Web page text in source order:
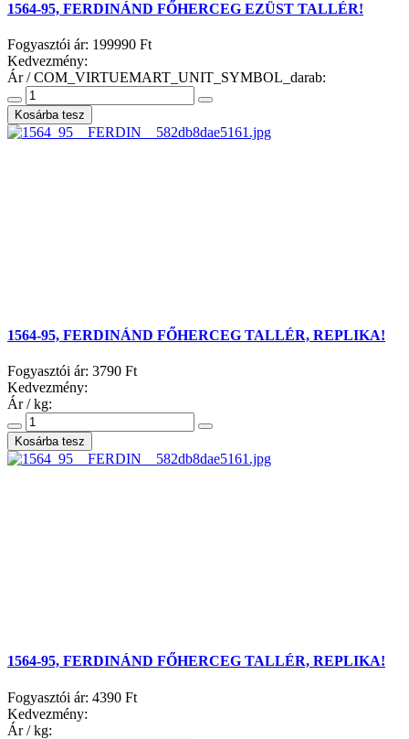
1564-95, FERDINÁND FŐHERCEG EZÜST TALLÉR!
Fogyasztói ár: 199990 Ft
Kedvezmény:
Ár / COM_VIRTUEMART_UNIT_SYMBOL_darab:
1564-95, FERDINÁND FŐHERCEG TALLÉR, REPLIKA!
Fogyasztói ár: 3790 Ft
Kedvezmény:
Ár / kg:
1564-95, FERDINÁND FŐHERCEG TALLÉR, REPLIKA!
Fogyasztói ár: 4390 Ft
Kedvezmény:
Ár / kg: